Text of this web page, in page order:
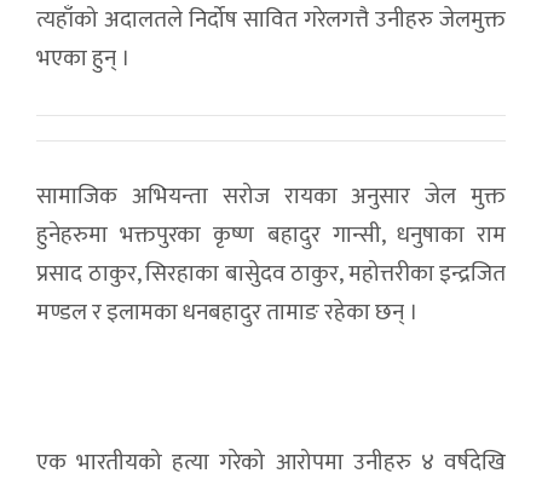
त्यहाँको अदालतले निर्दोष सावित गरेलगत्तै उनीहरु जेलमुक्त
भएका हुन् ।
सामाजिक अभियन्ता सरोज रायका अनुसार जेल मुक्त
हुनेहरुमा भक्तपुरका कृष्ण बहादुर गान्सी, धनुषाका राम
प्रसाद ठाकुर, सिरहाका बासुेदव ठाकुर, महोत्तरीका इन्द्रजित
मण्डल र इलामका धनबहादुर तामाङ रहेका छन् ।
एक भारतीयको हत्या गरेको आरोपमा उनीहरु ४ वर्षदेखि